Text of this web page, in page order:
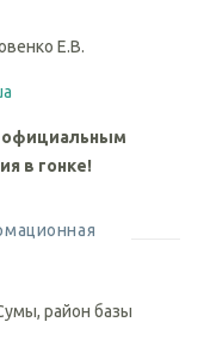
спонсоров и
Е.В.